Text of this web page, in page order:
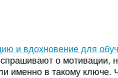
и вдохновение для
о мотивации,
именно в такому ключе.